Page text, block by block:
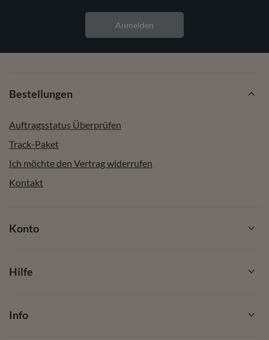
Anmelden
Bestellungen
Auftragsstatus Überprüfen
Track-Paket
Ich möchte den Vertrag widerrufen
Kontakt
Konto
Hilfe
Info